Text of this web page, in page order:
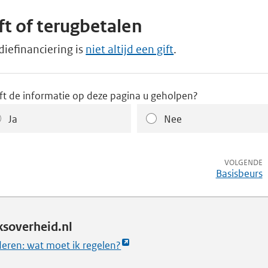
of terugbetalen
is niet altijd een gift.
de informatie op deze pagina u geholpen?
Ja
Nee
VOLGENDE
Basisbeurs
wat moet ik regelen?